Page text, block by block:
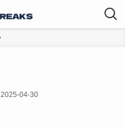
2025-04-30